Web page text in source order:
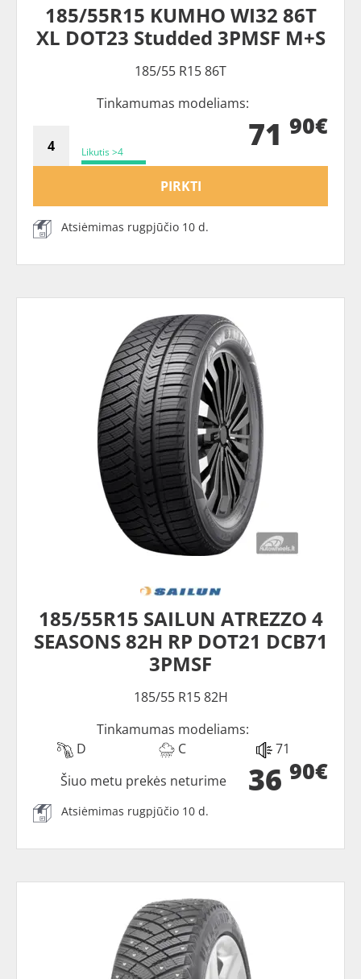
185/55R15 KUMHO WI32 86T
XL DOT23 Studded 3PMSF M+S
185/55 R15 86T
Tinkamumas modeliams:
Likutis >4 71 90€
PIRKTI
Atsiėmimas rugpjūčio 10 d.
185/55R15 SAILUN ATREZZO 4
SEASONS 82H RP DOT21 DCB71
3PMSF
185/55 R15 82H
Tinkamumas modeliams:
D
C 71
36 90€
Šiuo metu prekės neturime
Atsiėmimas rugpjūčio 10 d.